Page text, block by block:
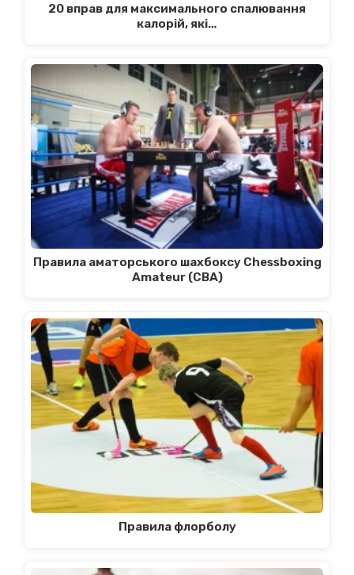
20 вправ для максимального спалювання
калорій, які…
Правила аматорського шахбоксу Chessboxing
Amateur (CBA)
Правила флорболу